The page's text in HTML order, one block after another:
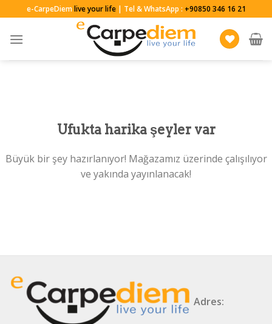
to
content
e-CarpeDiemlive your life| Tel & WhatsApp : +90850 346 16 21
Ufukta harika şeyler var
Büyük bir şey hazırlanıyor! Mağazamız üzerinde çalışılıyor
ve yakında yayınlanacak!
Adres: